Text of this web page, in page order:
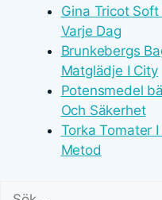
Gina Tricot
Varje Dag
Brunkebergs
Matglädje I City
Potensmedel
Och Säkerhet
Torka Tomater
Metod